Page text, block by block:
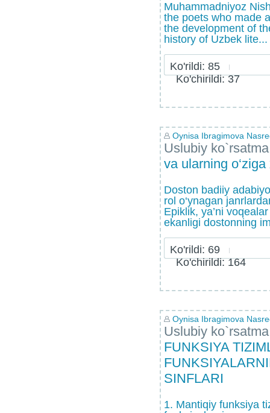
Muhammadniyoz
the poets who made
the development of
history of Uzbek lite...
Ko'rildi: 85
Ko'chirildi: 37
Oynisa Ibragimova
Uslubiy ko`rsatma
va ularning
Doston badiiy
rol o‘ynagan
Epiklik, ya’ni
ekanligi dostonning
Ko'rildi: 69
Ko'chirildi: 164
Oynisa Ibragimova
Uslubiy ko`rsatma
FUNKSIYA
SINFLARI
1. Mantiqiy funksiya